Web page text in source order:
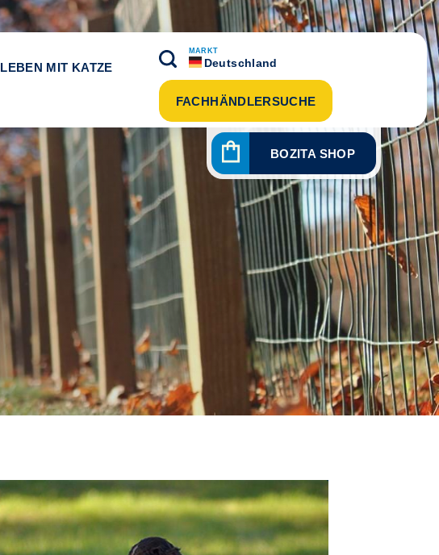
BOZITA SHOP
LEBEN MIT KATZE
MARKT
Deutschland
FACHHÄNDLERSUCHE